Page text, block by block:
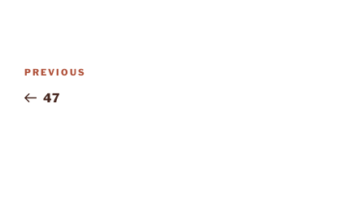
Previous
Post
PREVIOUS
47